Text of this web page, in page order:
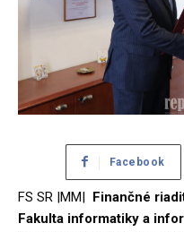
Facebook
FS SR |MM| Finančné
Fakulta informatiky a